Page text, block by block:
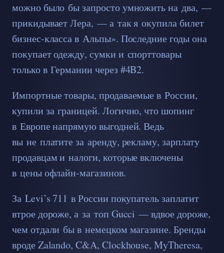
можно было бы запросто умножить на два, —
прикидывает Лера, — а так я окупила билет
бизнес-класса в Альпы». Последние годы она
покупает одежду, сумки и спорттовары
только в Германии через #4B2.
Импортные товары, продаваемые в России,
купили за границей. Логично, что шопинг
в Европе напрямую выгодней. Ведь
вы не платите за аренду, рекламу, зарплату
продавцам и налоги, которые включены
в цены офлайн-магазинов.
За Levi’s 711 в России покупатель заплатит
втрое дороже, а за топ Gucci — вдвое дороже,
чем отдали бы в немецком магазине. Бренды
вроде Zalando, C&A, Clockhouse, MyTheresa,